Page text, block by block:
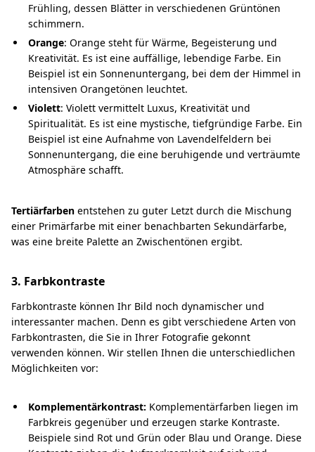
Frühling, dessen Blätter in verschiedenen Grüntönen
schimmern.
Orange: Orange steht für Wärme, Begeisterung und
Kreativität. Es ist eine auffällige, lebendige Farbe. Ein
Beispiel ist ein Sonnenuntergang, bei dem der Himmel in
intensiven Orangetönen leuchtet.
Violett: Violett vermittelt Luxus, Kreativität und
Spiritualität. Es ist eine mystische, tiefgründige Farbe. Ein
Beispiel ist eine Aufnahme von Lavendelfeldern bei
Sonnenuntergang, die eine beruhigende und verträumte
Atmosphäre schafft.
Tertiärfarben entstehen zu guter Letzt durch die Mischung
einer Primärfarbe mit einer benachbarten Sekundärfarbe,
was eine breite Palette an Zwischentönen ergibt.
3. Farbkontraste
Farbkontraste können Ihr Bild noch dynamischer und
interessanter machen. Denn es gibt verschiedene Arten von
Farbkontrasten, die Sie in Ihrer Fotografie gekonnt
verwenden können. Wir stellen Ihnen die unterschiedlichen
Möglichkeiten vor:
Komplementärkontrast: Komplementärfarben liegen im
Farbkreis gegenüber und erzeugen starke Kontraste.
Beispiele sind Rot und Grün oder Blau und Orange. Diese